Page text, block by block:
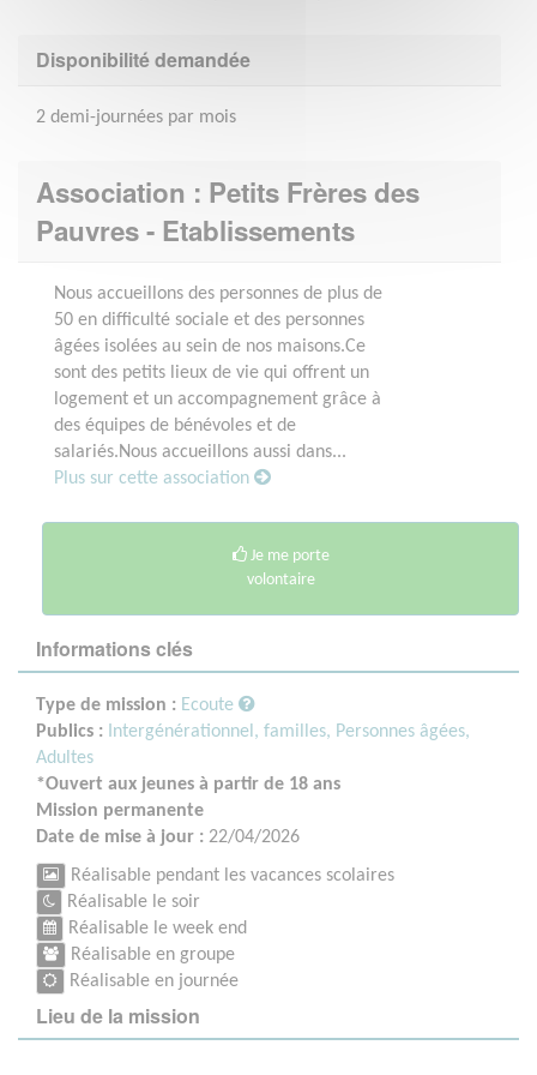
Disponibilité demandée
2 demi-journées par mois
Association : Petits Frères des
Pauvres - Etablissements
Nous accueillons des personnes de plus de
50 en difficulté sociale et des personnes
âgées isolées au sein de nos maisons.Ce
sont des petits lieux de vie qui offrent un
logement et un accompagnement grâce à
des équipes de bénévoles et de
salariés.Nous accueillons aussi dans...
Plus sur cette association
Je me porte
volontaire
Informations clés
Type de mission : Ecoute
Publics : Intergénérationnel, familles, Personnes âgées,
Adultes
*Ouvert aux jeunes à partir de 18 ans
Mission permanente
Date de mise à jour : 22/04/2026
Réalisable pendant les vacances scolaires
Réalisable le soir
Réalisable le week end
Réalisable en groupe
Réalisable en journée
Lieu de la mission